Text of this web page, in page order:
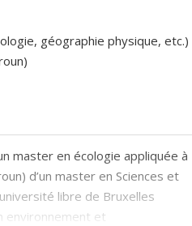
géographie physique, etc.)
master en écologie appliquée à
d’un master en Sciences et
libre de Bruxelles
environnement et